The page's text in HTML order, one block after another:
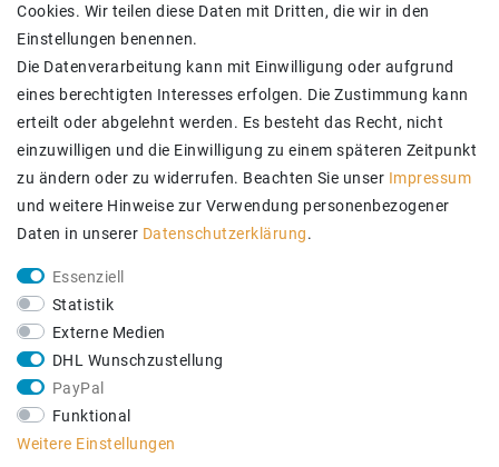
SICHER EINKAUFEN
Cookies. Wir teilen diese Daten mit Dritten, die wir in den
Einstellungen benennen.
Die Datenverarbeitung kann mit Einwilligung oder aufgrund
eines berechtigten Interesses erfolgen. Die Zustimmung kann
erteilt oder abgelehnt werden. Es besteht das Recht, nicht
einzuwilligen und die Einwilligung zu einem späteren Zeitpunkt
zu ändern oder zu widerrufen. Beachten Sie unser Impressum
und weitere Hinweise zur Verwendung personenbezogener
Daten in unserer Daten­schutz­erklärung.
Essenziell
Statistik
Externe Medien
DHL Wunschzustellung
PayPal
Funktional
Weitere Einstellungen